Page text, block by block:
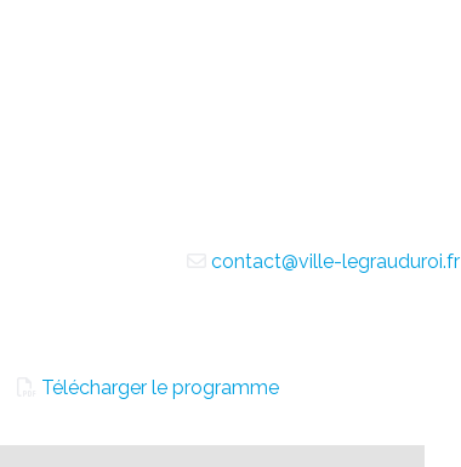
contact@ville-legrauduroi.fr
Télécharger le programme